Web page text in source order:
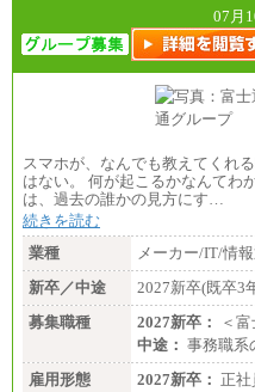
訪日事業職 月
給
※詳細はJTBキ
■(株)JTBビジネ
総合職 月給
エリア総合職
■(株)JTBデー
総合職 月給
※詳細はJTBキ
■I&Jデジタルイ
総合職 月給
※詳細はJTBキ
＜有期社員コー
■(株)JTBビジネ
有期契約職 月
※詳細はJTBキャ
07月
スマホが、なんでも教えてくれ
はない。 何が起こるかなんてわ
は、過去の誰かの見方にす…
続きを読む
業種
メーカー/IT/情
新卒／中途
2027新卒(既卒3
募集職種
2027新卒：
＜
中途： 事務職系
雇用形態
2027新卒： 正社